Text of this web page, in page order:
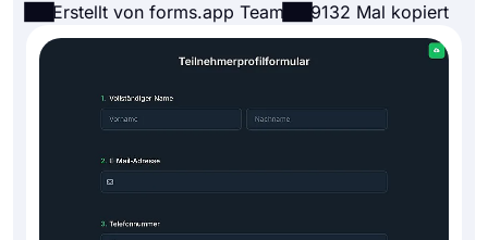
Erstellt von forms.app Team 9132 Mal kopiert